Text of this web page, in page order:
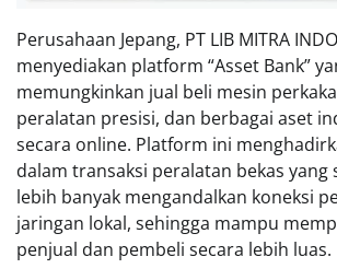
Perusahaan Jepang, PT LIB MITRA
menyediakan platform “Asset Bank”
memungkinkan jual beli mesin
peralatan presisi, dan berbagai aset
secara online. Platform ini
dalam transaksi peralatan bekas yang
lebih banyak mengandalkan koneksi
jaringan lokal, sehingga mampu
penjual dan pembeli secara lebih luas.